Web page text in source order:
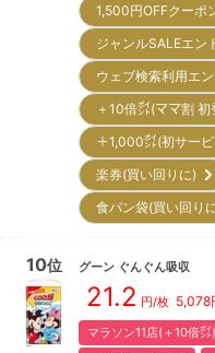
1,500円OFFクーポ
ジャンルSALEエ
ウェブ検索利用エ
＋10倍㌽(ママ割
＋1,000㌽(初サー
楽券(買い回りに)
食パン袋(買い回
10位 グーン ぐんぐん吸収
21.2 円/枚 5,078
マラソン11店(＋10倍㌽)